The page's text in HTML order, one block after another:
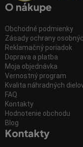
O nákupe
Obchodné podmienky
Zásady ochrany
Reklamačný poriadok
Doprava a platba
Moja objednávka
Vernostný program
Kvalita náhradných
FAQ
Kontakty
Hodnotenie obchodu
Blog
Kontakty